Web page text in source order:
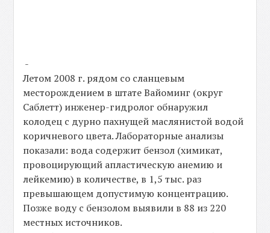
-
Летом 2008 г. рядом со сланцевым
месторождением в штате Вайоминг (округ
Саблетт) инженер-гидролог обнаружил
колодец с дурно пахнущей маслянистой водой
коричневого цвета. Лабораторные анализы
показали: вода содержит бензол (химикат,
провоцирующий апластическую анемию и
лейкемию) в количестве, в 1,5 тыс. раз
превышающем допустимую концентрацию.
Позже воду с бензолом выявили в 88 из 220
местных источников.